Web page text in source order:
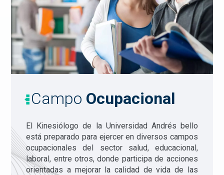
Campo Ocupacional
El Kinesiólogo de la Universidad Andrés bello
está preparado para ejercer en diversos campos
ocupacionales del sector salud, educacional,
laboral, entre otros, donde participa de acciones
orientadas a mejorar la calidad de vida de las